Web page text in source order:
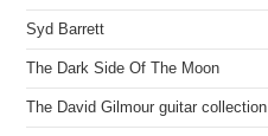
Syd Barrett
The Dark Side Of The Moon
The David Gilmour guitar collection